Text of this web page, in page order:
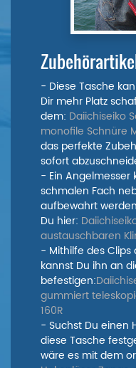
- Diese Tasche
Dir mehr Platz
dem: Daiichiseiko
monofile Schnüre
das perfekte
sofort
- Ein Angelmesser
schmalen Fach
aufbewahrt
Du hier:
austauschbaren
- Mithilfe des Clips
kannst Du ihn an
befestigen:
gummiert
160R
- Suchst Du einen
diese Tasche
wäre es mit dem